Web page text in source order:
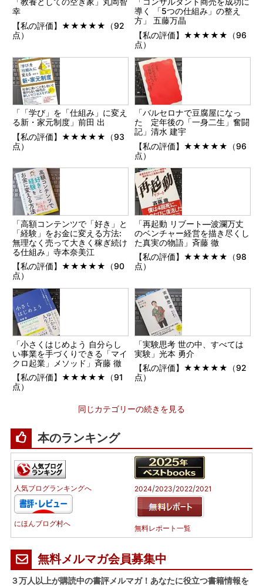
幸
【私の評価】★★★★★（92
点）
導く 「5つの仕組み」の整え
方」 五藤万晶
【私の評価】★★★★★（96
点）
「「学び」を「仕組み」に変え
る新・家元制度」前田 出
【私の評価】★★★★★（93
点）
「バルセロナで豆腐屋になっ
た 定年後の「一身二生」奮闘
記」清水 建宇
【私の評価】★★★★★（96
点）
「高額コンテンツで「好き」と
「経験」をお金に変える方法:
無理なく売って大きく稼ぎ続け
る仕組み」寺本奈美江
【私の評価】★★★★★（90
点）
「再起動 リブート―波瀾万丈
のベンチャー経営を描き尽くし
た真実の物語」斉藤 徹
【私の評価】★★★★★（98
点）
「小さくはじめよう 自分らし
い事業を手づくりできる「マイ
クロ起業」メソッド」斉藤 徹
【私の評価】★★★★★（91
点）
「実験思考 世の中、すべては
実験」光本 勇介
【私の評価】★★★★★（92
点）
同じカテゴリーの続きを見る
本のランキング
人気ブログランキングへ
にほんブログ村へ
2024/2023/2022/2021
無料レポート一覧
無料メルマガ会員募集中
３万人以上が購読中の書評メルマガ！あなたに役立つ書籍情報を